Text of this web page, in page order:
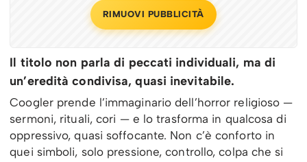
RIMUOVI PUBBLICITÀ
Il titolo non parla di peccati individuali, ma di
un’eredità condivisa, quasi inevitabile.
Coogler prende l’immaginario dell’horror religioso —
sermoni, rituali, cori — e lo trasforma in qualcosa di
oppressivo, quasi soffocante. Non c’è conforto in
quei simboli, solo pressione, controllo, colpa che si